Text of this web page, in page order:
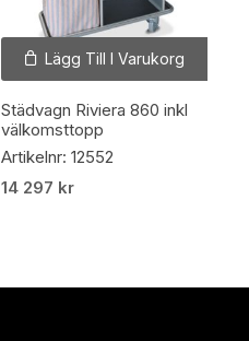
Lägg Till I Varukorg
Städvagn Riviera 860 inkl
välkomsttopp
Artikelnr: 12552
14 297 kr